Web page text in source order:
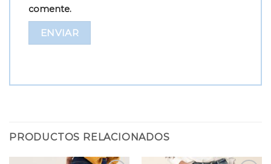
comente.
PRODUCTOS RELACIONADOS